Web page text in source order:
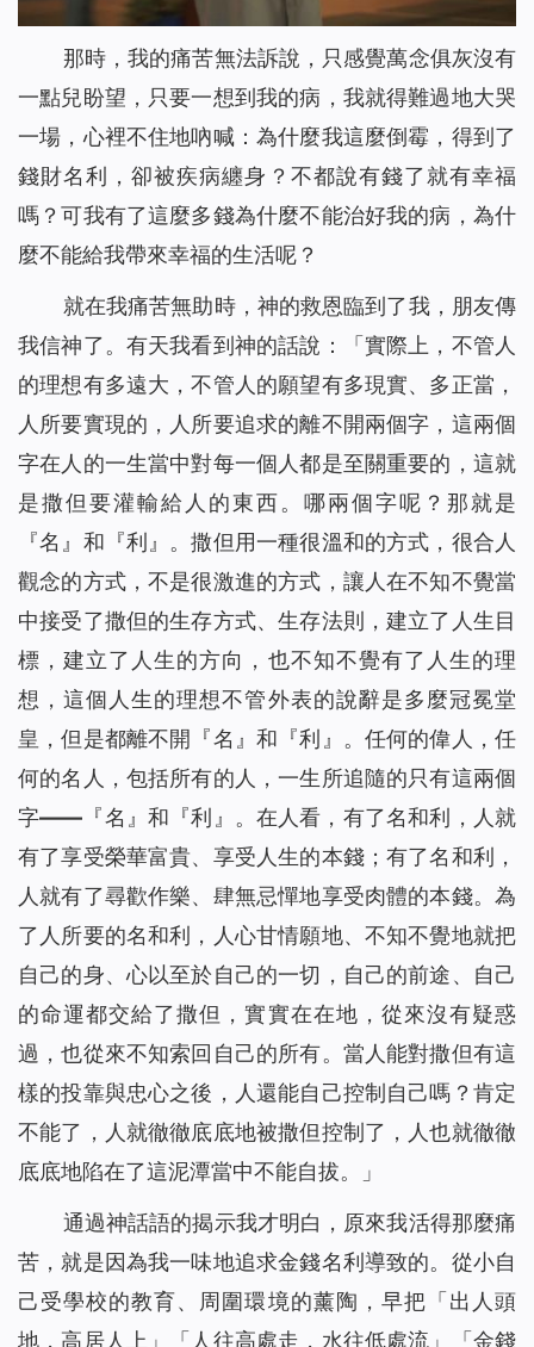
那時，我的痛苦無法訴說，只感覺萬念俱灰沒有
一點兒盼望，只要一想到我的病，我就得難過地大哭
一場，心裡不住地吶喊：為什麼我這麼倒霉，得到了
錢財名利，卻被疾病纏身？不都說有錢了就有幸福
嗎？可我有了這麼多錢為什麼不能治好我的病，為什
麼不能給我帶來幸福的生活呢？
就在我痛苦無助時，神的救恩臨到了我，朋友傳
我信神了。有天我看到神的話說：「 實際上，不管人
的理想有多遠大，不管人的願望有多現實、多正當，
人所要實現的，人所要追求的離不開兩個字，這兩個
字在人的一生當中對每一個人都是至關重要的，這就
是撒但要灌輸給人的東西。哪兩個字呢？那就是
『名』和『利』。撒但用一種很溫和的方式，很合人
觀念的方式，不是很激進的方式，讓人在不知不覺當
中接受了撒但的生存方式、生存法則，建立了人生目
標，建立了人生的方向，也不知不覺有了人生的理
想，這個人生的理想不管外表的說辭是多麼冠冕堂
皇，但是都離不開『名』和『利』。任何的偉人，任
何的名人，包括所有的人，一生所追隨的只有這兩個
字——『名』和『利』。在人看，有了名和利，人就
有了享受榮華富貴、享受人生的本錢；有了名和利，
人就有了尋歡作樂、肆無忌憚地享受肉體的本錢。為
了人所要的名和利，人心甘情願地、不知不覺地就把
自己的身、心以至於自己的一切，自己的前途、自己
的命運都交給了撒但，實實在在地，從來沒有疑惑
過，也從來不知索回自己的所有。當人能對撒但有這
樣的投靠與忠心之後，人還能自己控制自己嗎？肯定
不能了，人就徹徹底底地被撒但控制了，人也就徹徹
底底地陷在了這泥潭當中不能自拔。
」
通過神話語的揭示我才明白，原來我活得那麼痛
苦，就是因為我一味地追求金錢名利導致的。從小自
己受學校的教育、周圍環境的薰陶，早把「出人頭
地，高居人上」「人往高處走，水往低處流」「金錢